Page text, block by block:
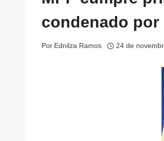
condenado
Por Ednilza Ramos 24 de